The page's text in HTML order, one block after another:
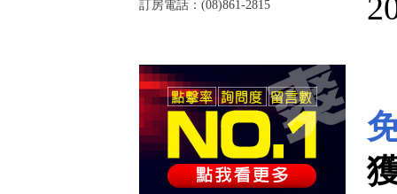
訂房電話：(08)861-2815